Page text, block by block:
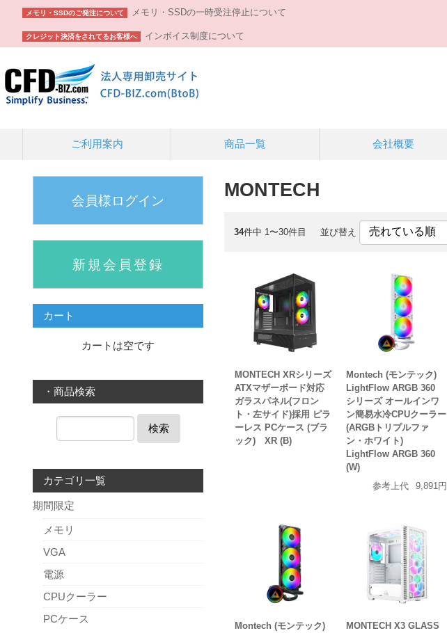
メモリ・SSDのご発注について メモリ・SSDの一時受注停止について
クレジット決済をされてるお客様へ インボイス制度について
ご利用案内 商品一覧 会社概要
MONTECH
34件中 1〜30件目 並び替え
MONTECH XRシリーズ
ATXマザーボード対応
ガラスパネル(フロン
ト・左サイド)採用 ピラ
ーレス PCケース (ブラ
ック) XR (B)
Montech (モンテック)
LightFlow ARGB 360
シリーズ オールインワ
ン簡易水冷CPUクーラー
(ARGBトリプルファ
ン・ホワイト)
LightFlow ARGB 360
(W)
参考上代
9,891円
Montech (モンテック)
MONTECH X3 GLASS
会員様ログイン
新規会員登録
カート
カートは空です
・商品検索
検索
カテゴリ一覧
期間限定
メモリ
VGA
電源
CPUクーラー
PCケース